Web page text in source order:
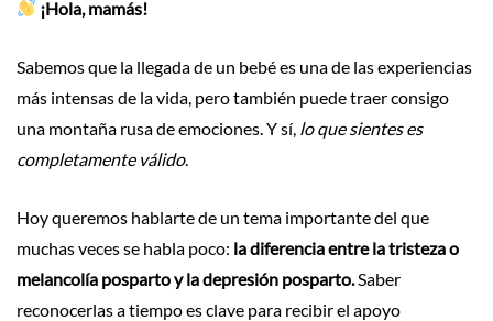
¡Hola, mamás!
Sabemos que la llegada de un bebé es una de las experiencias
más intensas de la vida, pero también puede traer consigo
una montaña rusa de emociones. Y sí, lo que sientes es
completamente válido.
Hoy queremos hablarte de un tema importante del que
muchas veces se habla poco: la diferencia entre la tristeza o
melancolía posparto y la depresión posparto. Saber
reconocerlas a tiempo es clave para recibir el apoyo